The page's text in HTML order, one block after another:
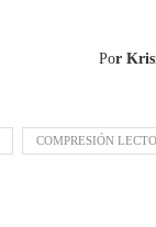
Por
COMPRESIÓN